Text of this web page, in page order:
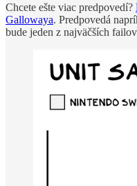
Chcete ešte viac predpovedí?
Gallowaya. Predpovedá
bude jeden z najväčších